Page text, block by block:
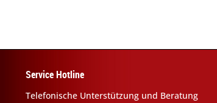
Service Hotline
Telefonische Unterstützung und Beratung